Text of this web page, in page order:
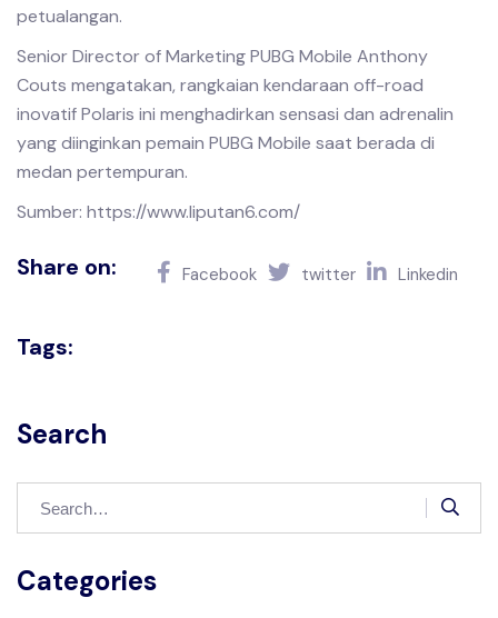
petualangan.
Senior Director of Marketing PUBG Mobile Anthony
Couts mengatakan, rangkaian kendaraan off-road
inovatif Polaris ini menghadirkan sensasi dan adrenalin
yang diinginkan pemain PUBG Mobile saat berada di
medan pertempuran.
Sumber: https://www.liputan6.com/
Share on: Facebook twitter Linkedin
Tags:
Search
Categories